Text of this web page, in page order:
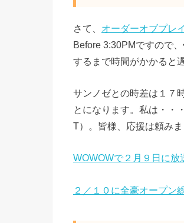
さて、 オーダーオブプレイ
Before 3:30PMですので
するまで時間がかかると
サンノゼとの時差は１７
とになります。私は・・
T）。皆様、応援は頼みま
WOWOWで２月９日に放
２／１０に全豪オープン